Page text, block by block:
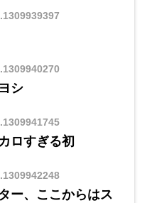
シ
ロすぎる初
ー、ここからはス